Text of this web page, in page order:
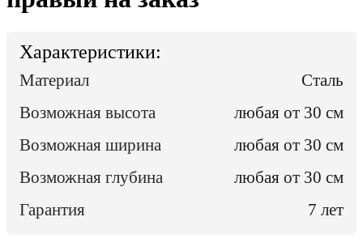
Характеристики:
Материал
Сталь
Возможная высота
любая от 30 см
Возможная ширина
любая от 30 см
Возможная глубина
любая от 30 см
Гарантия
7 лет